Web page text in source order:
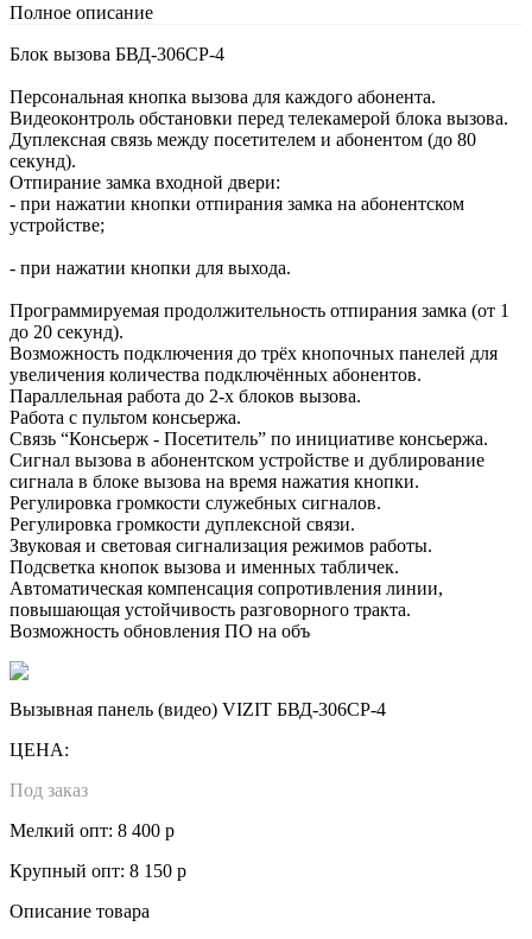
Полное описание
Блок вызова БВД-306CP-4
Персональная кнопка вызова для каждого абонента.
Видеоконтроль обстановки перед телекамерой блока вызова.
Дуплексная связь между посетителем и абонентом (до 80
секунд).
Отпирание замка входной двери:
- при нажатии кнопки отпирания замка на абонентском
устройстве;
- при нажатии кнопки для выхода.
Программируемая продолжительность отпирания замка (от 1
до 20 секунд).
Возможность подключения до трёх кнопочных панелей для
увеличения количества подключённых абонентов.
Параллельная работа до 2-х блоков вызова.
Работа с пультом консьержа.
Связь “Консьерж - Посетитель” по инициативе консьержа.
Сигнал вызова в абонентском устройстве и дублирование
сигнала в блоке вызова на время нажатия кнопки.
Регулировка громкости служебных сигналов.
Регулировка громкости дуплексной связи.
Звуковая и световая сигнализация режимов работы.
Подсветка кнопок вызова и именных табличек.
Автоматическая компенсация сопротивления линии,
повышающая устойчивость разговорного тракта.
Возможность обновления ПО на объ
Вызывная панель (видео) VIZIT БВД-306CP-4
ЦЕНА:
Под заказ
Мелкий опт: 8 400 р
Крупный опт: 8 150 р
Описание товара